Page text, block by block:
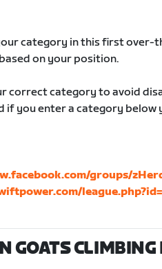
category in this first over-
on your position.
correct category to avoid
if you enter a category below
groups/
GOATS CLIMBING